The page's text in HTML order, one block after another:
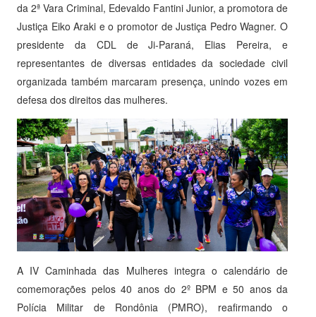
da 2ª Vara Criminal, Edevaldo Fantini Junior, a promotora de
Justiça Eiko Araki e o promotor de Justiça Pedro Wagner. O
presidente da CDL de Ji-Paraná, Elias Pereira, e
representantes de diversas entidades da sociedade civil
organizada também marcaram presença, unindo vozes em
defesa dos direitos das mulheres.
A IV Caminhada das Mulheres integra o calendário de
comemorações pelos 40 anos do 2º BPM e 50 anos da
Polícia Militar de Rondônia (PMRO), reafirmando o